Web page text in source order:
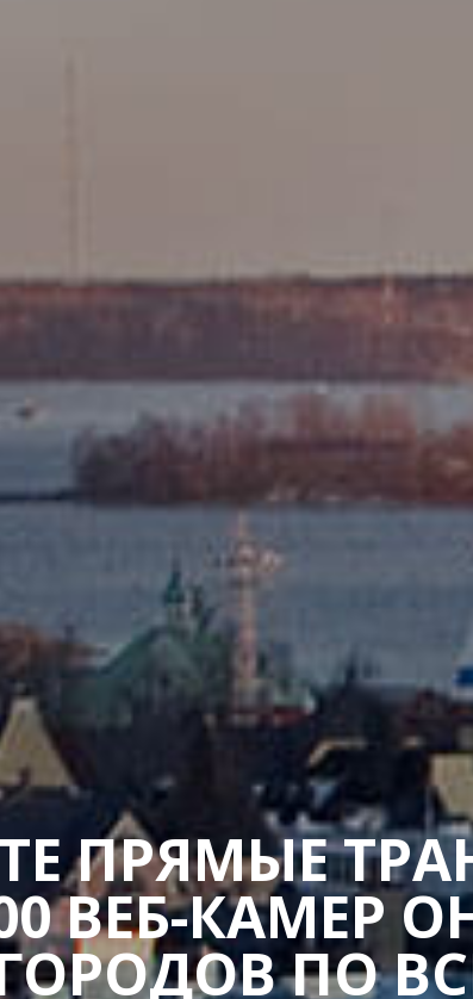
ПРЯМЫЕ
ВЕБ-КАМЕР
ПО